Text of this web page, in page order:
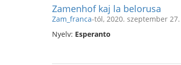
Zamenhof kaj la belorusa
Zam_franca-tól, 2020. szeptember 27.
Nyelv: Esperanto